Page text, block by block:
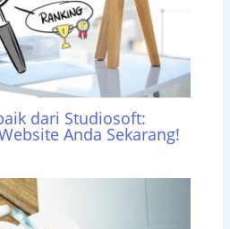
dari Studiosoft:
Anda Sekarang!